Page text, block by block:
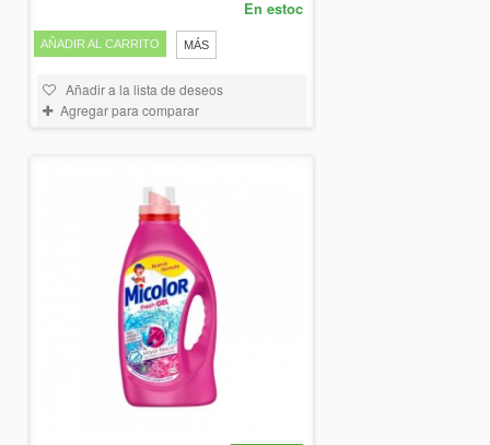
AÑADIR AL CARRITO MÁS
En estoc
Añadir a la lista de deseos
Agregar para comparar